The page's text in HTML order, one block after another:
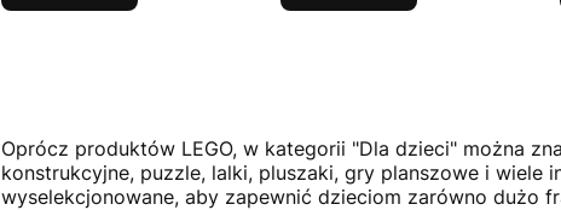
Oprócz produktów LEGO, w kategorii "Dla dzieci" można
konstrukcyjne, puzzle, lalki, pluszaki, gry planszowe i wiele
wyselekcjonowane, aby zapewnić dzieciom zarówno dużo